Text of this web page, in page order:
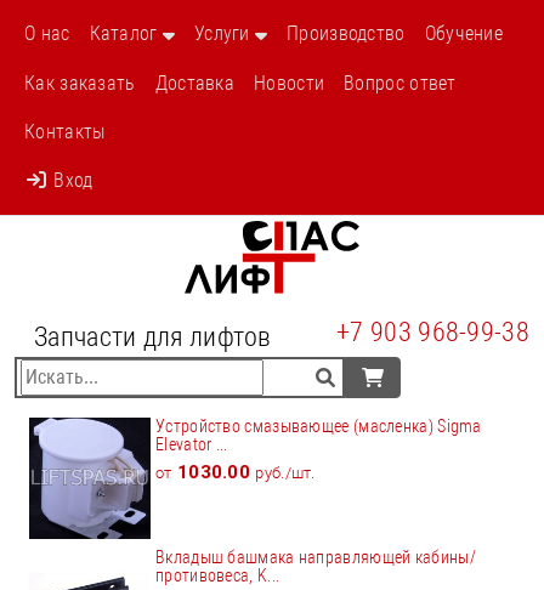
О нас Каталог Услуги Производство Обучение
Как заказать Доставка Новости Вопрос ответ
Контакты
Вход
Запчасти для лифтов +7 903 968-99-38
Устройство смазывающее (масленка) Sigma
Elevator ...
от 1030.00 руб./шт.
Вкладыш башмака направляющей кабины/
противовеса, K...